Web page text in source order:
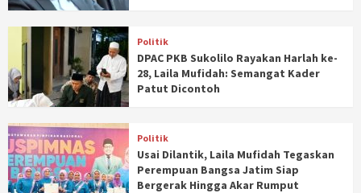
Politik
DPAC PKB Sukolilo Rayakan Harlah ke-
28, Laila Mufidah: Semangat Kader
Patut Dicontoh
Politik
Usai Dilantik, Laila Mufidah Tegaskan
Perempuan Bangsa Jatim Siap
Bergerak Hingga Akar Rumput